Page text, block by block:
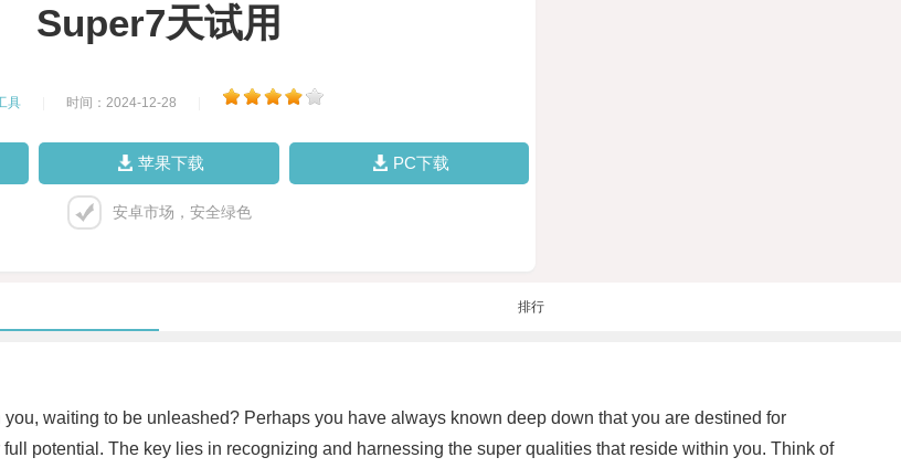
Super7天试用
具 时间：2024-12-28
苹果下载 PC下载
安卓市场，安全绿色
排行
waiting to be unleashed? Perhaps you have always known deep down that you are destined for
potential. The key lies in recognizing and harnessing the super qualities that reside within you. Think of